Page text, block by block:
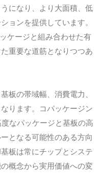
になり、より大面積、低
ョンを提供しています。
ケージと組み合わせた有
重要な道筋となりつつあ
板の帯域幅、消費電力、
ります。コパッケージン
なパッケージと基板の高
となる可能性のある方向
板は常にチップとシステ
概念から実用価値への変